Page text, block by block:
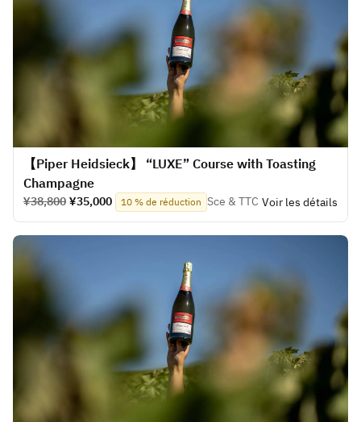
【Piper Heidsieck】 “LUXE” Course with Toasting
Champagne
¥38,800 ¥35,000 10 % de réduction Sce & TTC Voir les détails